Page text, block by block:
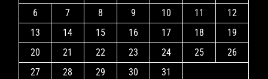
6
7 8 9 10 11
12
13
14 15 16 17 18
19
20
21 22 23 24 25
26
27
28 29 30 31